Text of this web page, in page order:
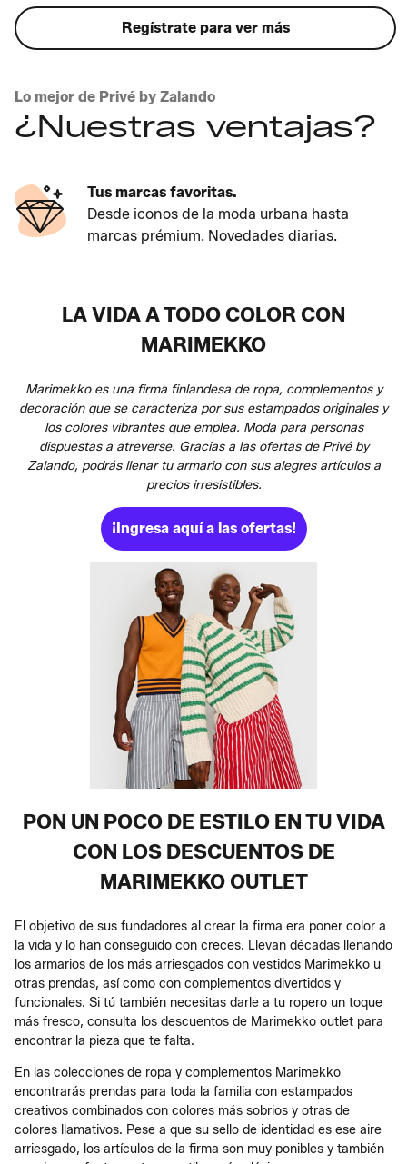
Regístrate para ver más
Lo mejor de Privé by Zalando
¿Nuestras ventajas?
Tus marcas favoritas.
Desde iconos de la moda urbana hasta
marcas prémium. Novedades diarias.
LA VIDA A TODO COLOR CON
MARIMEKKO
Marimekko es una firma finlandesa de ropa, complementos y
decoración que se caracteriza por sus estampados originales y
los colores vibrantes que emplea. Moda para personas
dispuestas a atreverse. Gracias a las ofertas de Privé by
Zalando, podrás llenar tu armario con sus alegres artículos a
precios irresistibles.
¡Ingresa aquí a las ofertas!
PON UN POCO DE ESTILO EN TU VIDA
CON LOS DESCUENTOS DE
MARIMEKKO OUTLET
El objetivo de sus fundadores al crear la firma era poner color a
la vida y lo han conseguido con creces. Llevan décadas llenando
los armarios de los más arriesgados con vestidos Marimekko u
otras prendas, así como con complementos divertidos y
funcionales. Si tú también necesitas darle a tu ropero un toque
más fresco, consulta los descuentos de Marimekko outlet para
encontrar la pieza que te falta.
En las colecciones de ropa y complementos Marimekko
encontrarás prendas para toda la familia con estampados
creativos combinados con colores más sobrios y otras de
colores llamativos. Pese a que su sello de identidad es ese aire
arriesgado, los artículos de la firma son muy ponibles y también